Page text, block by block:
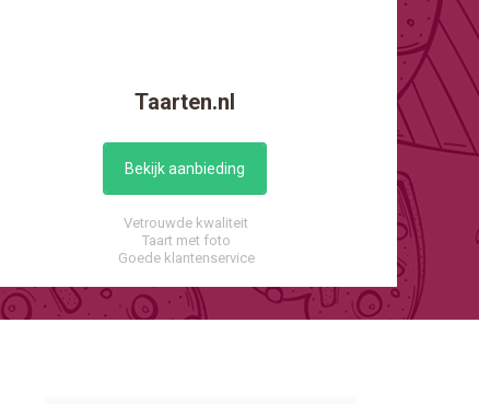
Taarten.nl
Bekijk aanbieding
Vetrouwde kwaliteit
Taart met foto
Goede klantenservice